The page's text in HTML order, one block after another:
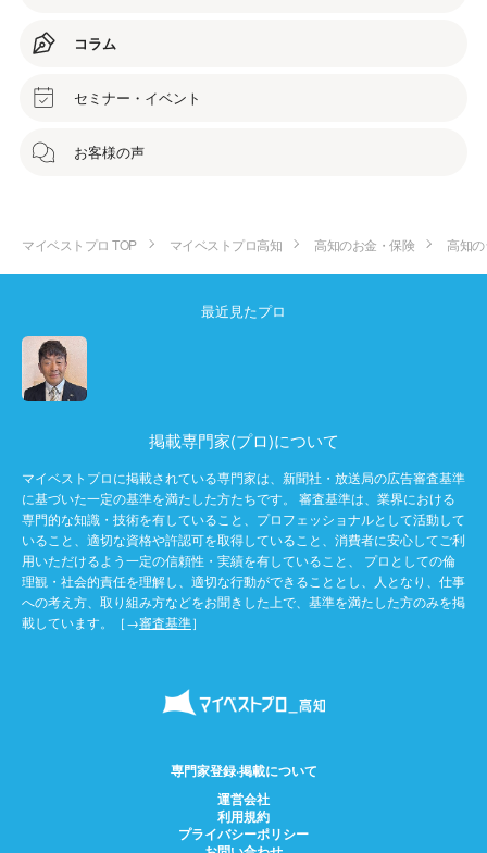
コラム
セミナー・イベント
お客様の声
マイベストプロ TOP マイベストプロ高知 高知のお金・保険 高知
最近見たプロ
掲載専門家(プロ)について
マイベストプロに掲載されている専門家は、新聞社・放送局の広告審査基準
に基づいた一定の基準を満たした方たちです。 審査基準は、業界における
専門的な知識・技術を有していること、プロフェッショナルとして活動して
いること、適切な資格や許認可を取得していること、消費者に安心してご利
用いただけるよう一定の信頼性・実績を有していること、 プロとしての倫
理観・社会的責任を理解し、適切な行動ができることとし、人となり、仕事
への考え方、取り組み方などをお聞きした上で、基準を満たした方のみを掲
載しています。［→審査基準］
専門家登録·掲載について
運営会社
利用規約
プライバシーポリシー